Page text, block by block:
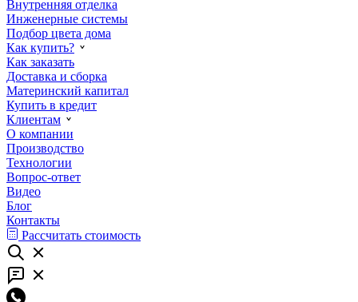
Внутренняя отделка
Инженерные системы
Подбор цвета дома
Как купить?
Как заказать
Доставка и сборка
Материнский капитал
Купить в кредит
Клиентам
О компании
Производство
Технологии
Вопрос-ответ
Видео
Блог
Контакты
Рассчитать стоимость